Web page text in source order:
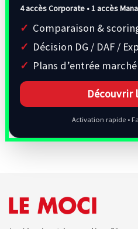
4 accès Corporate • 1 accès
Comparaison &
Décision DG / DAF /
Plans d’entrée
Découvrir
Activation rapide •